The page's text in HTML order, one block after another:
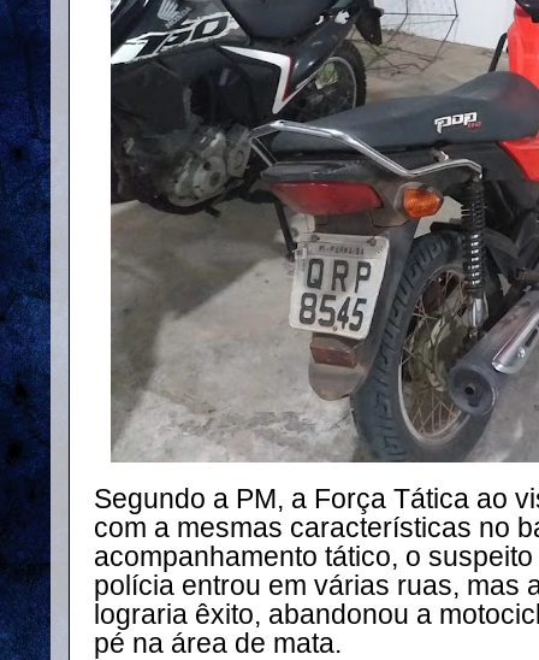
Segundo a PM, a Força Tática ao
com a mesmas características no
acompanhamento tático, o
polícia entrou em várias ruas, mas
lograria êxito, abandonou a
pé na área de mata.